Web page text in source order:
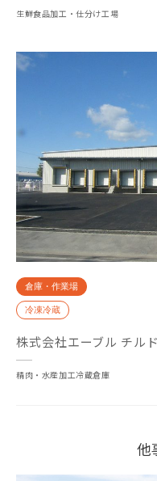
生鮮食品加工・仕分け工場
倉庫・作業場
冷凍冷蔵
株式会社エーブル チル
精肉・水産加工冷蔵倉庫
他